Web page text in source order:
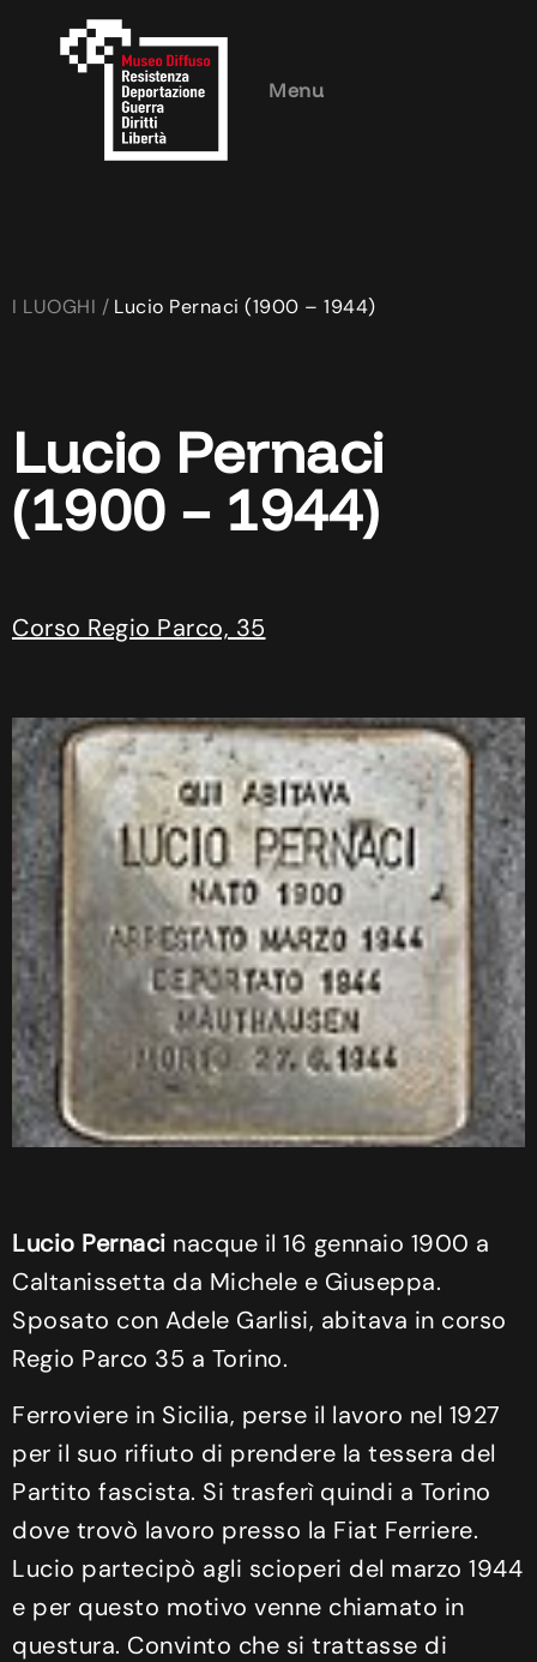
Menu
I LUOGHI / Lucio Pernaci (1900 – 1944)
Lucio Pernaci
(1900 – 1944)
Corso Regio Parco, 35
Lucio Pernaci nacque il 16 gennaio 1900 a
Caltanissetta da Michele e Giuseppa.
Sposato con Adele Garlisi, abitava in corso
Regio Parco 35 a Torino.
Ferroviere in Sicilia, perse il lavoro nel 1927
per il suo rifiuto di prendere la tessera del
Partito fascista. Si trasferì quindi a Torino
dove trovò lavoro presso la Fiat Ferriere.
Lucio partecipò agli scioperi del marzo 1944
e per questo motivo venne chiamato in
questura. Convinto che si trattasse di